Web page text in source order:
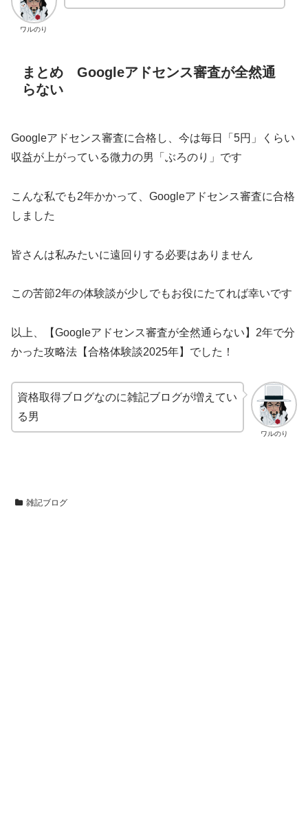
ワルのり
まとめ Googleアドセンス審査が全然通
らない
Googleアドセンス審査に合格し、今は毎日「5円」くらい
収益が上がっている微力の男「ぶろのり」です
こんな私でも2年かかって、Googleアドセンス審査に合格
しました
皆さんは私みたいに遠回りする必要はありません
この苦節2年の体験談が少しでもお役にたてれば幸いです
以上、【Googleアドセンス審査が全然通らない】2年で分
かった攻略法【合格体験談2025年】でした！
ワルのり
資格取得ブログなのに雑記ブログが増えてい
る男
雑記ブログ